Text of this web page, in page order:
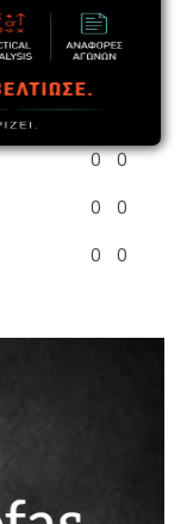
0
0 0
0
0 0
0 0
0 0